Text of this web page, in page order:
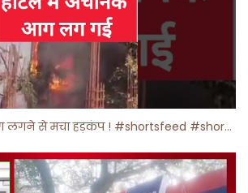
होतक में अचानक आग लगने से मचा हड़कंप ! #shortsfeed #shorts #viralshorts